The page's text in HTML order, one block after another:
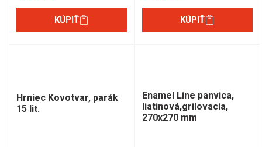
KÚPIŤ KÚPIŤ
Hrniec Kovotvar, parák
15 lit.
Enamel Line panvica,
liatinová,grilovacia,
270x270 mm